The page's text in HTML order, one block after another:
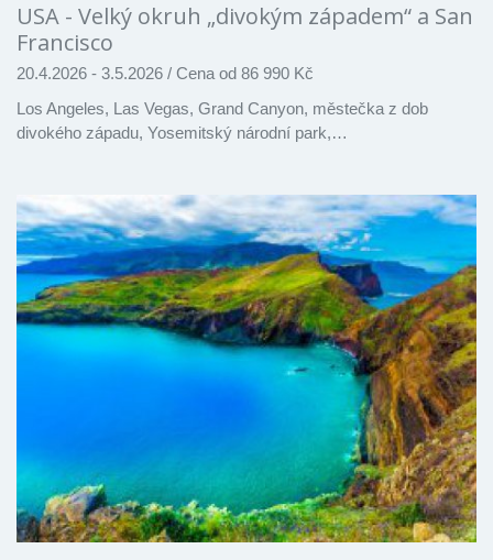
USA - Velký okruh „divokým západem“ a San
Francisco
20.4.2026 - 3.5.2026 / Cena od 86 990 Kč
Los Angeles, Las Vegas, Grand Canyon, městečka z dob
divokého západu, Yosemitský národní park,…